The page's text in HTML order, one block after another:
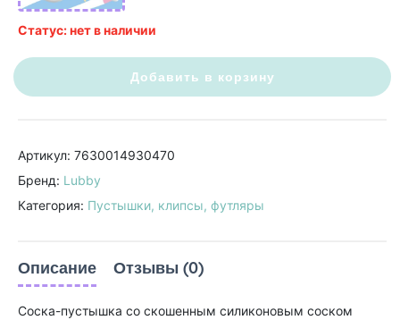
Статус: нет в наличии
Добавить в корзину
Артикул: 7630014930470
Бренд: Lubby
Категория: Пустышки, клипсы, футляры
Описание Отзывы (0)
Соска-пустышка со скошенным силиконовым соском